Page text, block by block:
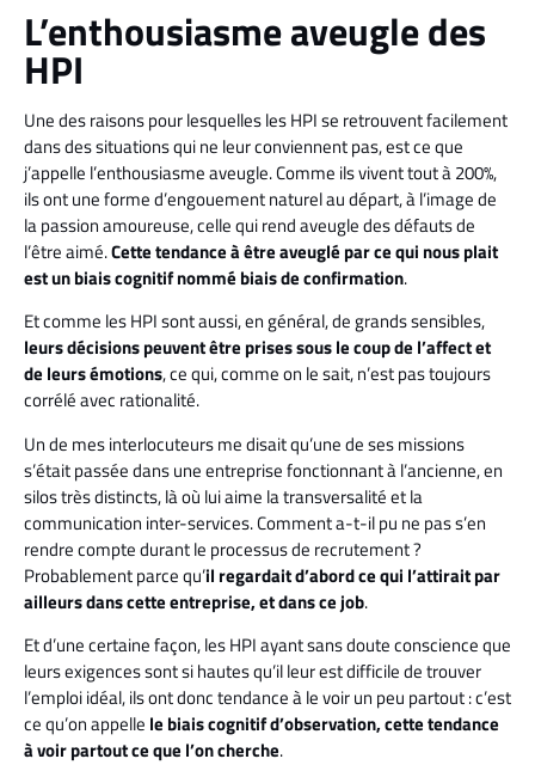
L’enthousiasme aveugle des
HPI
Une des raisons pour lesquelles les HPI se retrouvent facilement
dans des situations qui ne leur conviennent pas, est ce que
j’appelle l’enthousiasme aveugle. Comme ils vivent tout à 200%,
ils ont une forme d’engouement naturel au départ, à l’image de
la passion amoureuse, celle qui rend aveugle des défauts de
l’être aimé.Cette tendance à être aveuglé par ce qui nous plait
est un biais cognitif nommé biais de confirmation.
Et comme les HPI sont aussi, en général, de grands sensibles,
leurs décisions peuvent être prises sous le coup de l’affect et
de leurs émotions, ce qui, comme on le sait, n’est pas toujours
corrélé avec rationalité.
Un de mes interlocuteurs me disait qu’une de ses missions
s’était passée dans une entreprise fonctionnant à l’ancienne, en
silos très distincts, là où lui aime la transversalité et la
communication inter-services. Comment a-t-il pu ne pas s’en
rendre compte durant le processus de recrutement ?
Probablement parce qu’il regardait d’abord ce qui l’attirait par
ailleurs dans cette entreprise, et dans ce job.
Et d’une certaine façon, les HPI ayant sans doute conscience que
leurs exigences sont si hautes qu’il leur est difficile de trouver
l’emploi idéal, ils ont donc tendance à le voir un peu partout : c’est
ce qu’on appelle le biais cognitif d’observation, cette tendance
à voir partout ce que l’on cherche.